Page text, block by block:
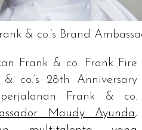
& co.’s Brand
Frank & co. Frank Fire
co.’s 28th Anniversary
Frank & co.
r Maudy Ayunda,